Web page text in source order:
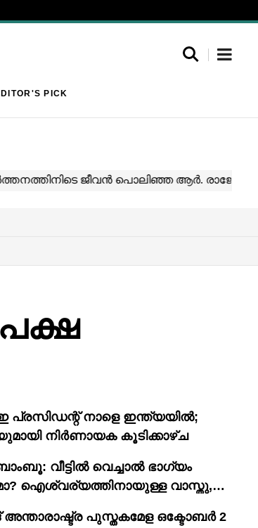
PICK
നാളെ ഇന്ത്യയിൽ;
നിർണായക കൂടിക്കാഴ്ച
വീട്ടിൽ വെച്ചാൽ ഭാഗ്യം
ഐശ്വര്യത്തിനായുള്ള വാസ്തു,
അന്താരാഷ്ട്ര പുസ്തകമേള ഒക്ടോബർ 2